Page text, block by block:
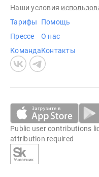
Наши условия
Тарифы
Прессе
Команда
Помощь
О нас
Контакты
Public user contributions
attribution required